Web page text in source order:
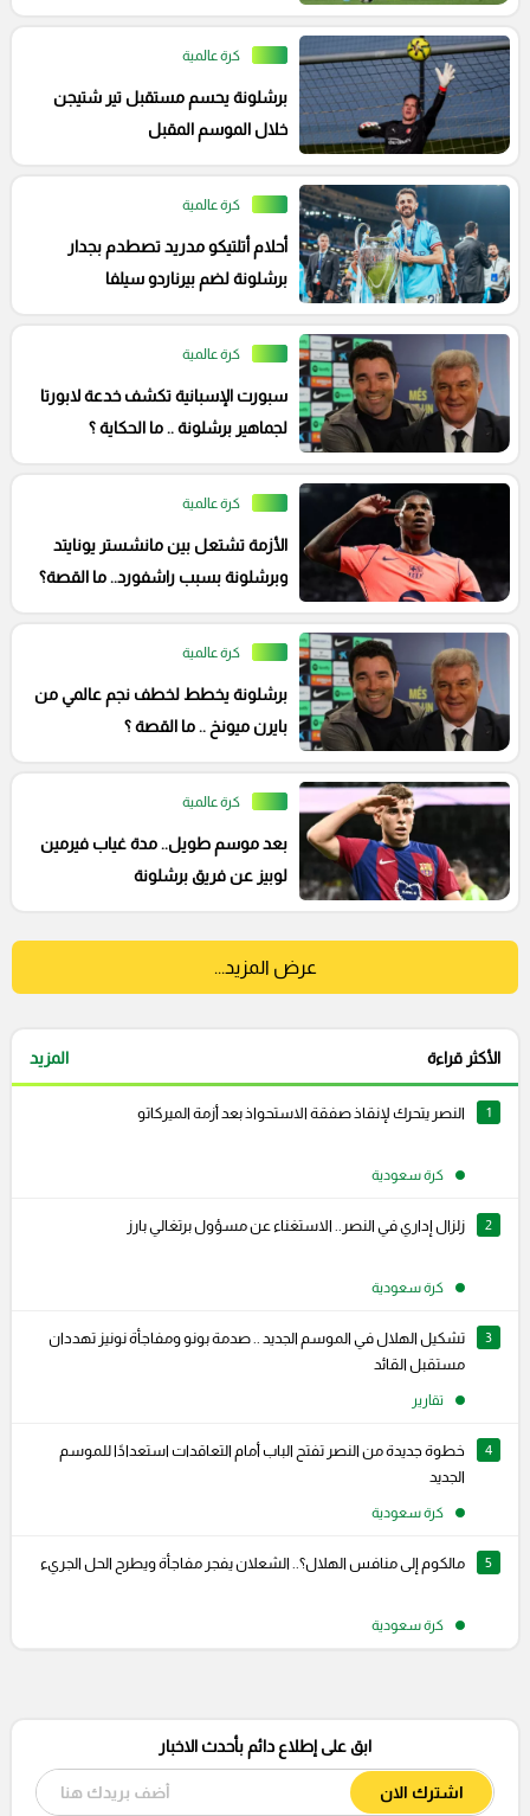
كرة عالمية
برشلونة يحسم مستقبل تير شتيجن
خلال الموسم المقبل
كرة عالمية
أحلام أتلتيكو مدريد تصطدم بجدار
برشلونة لضم بيرناردو سيلفا
كرة عالمية
سبورت الإسبانية تكشف خدعة لابورتا
لجماهير برشلونة .. ما الحكاية ؟
كرة عالمية
الأزمة تشتعل بين مانشستر يونايتد
وبرشلونة بسبب راشفورد.. ما القصة؟
كرة عالمية
برشلونة يخطط لخطف نجم عالمي من
بايرن ميونخ .. ما القصة ؟
كرة عالمية
بعد موسم طويل.. مدة غياب فيرمين
لوبيز عن فريق برشلونة
عرض المزيد...
الأكثر قراءة المزيد
1 النصر يتحرك لإنقاذ صفقة الاستحواذ بعد أزمة الميركاتو
كرة سعودية
2 زلزال إداري في النصر.. الاستغناء عن مسؤول برتغالي بارز
كرة سعودية
3
تشكيل الهلال في الموسم الجديد .. صدمة بونو ومفاجأة نونيز تهددان
مستقبل القائد
تقارير
4
خطوة جديدة من النصر تفتح الباب أمام التعاقدات استعدادًا للموسم
الجديد
كرة سعودية
5 مالكوم إلى منافس الهلال؟.. الشعلان يفجر مفاجأة ويطرح الحل الجريء
كرة سعودية
ابق على إطلاع دائم بأحدث الاخبار
اشترك الان